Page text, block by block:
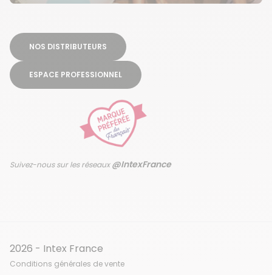
NOS DISTRIBUTEURS
ESPACE PROFESSIONNEL
Suivez-nous sur les réseaux@IntexFrance
2026 - Intex France
Conditions générales de vente